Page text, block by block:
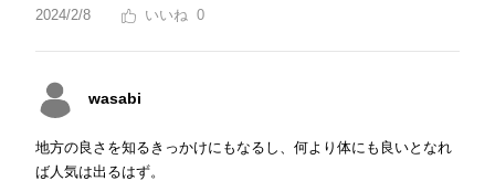
2024/2/8 0
wasabi
地方の良さを知るきっかけにもなるし、何より体にも良いとなれ
ば人気は出るはず。